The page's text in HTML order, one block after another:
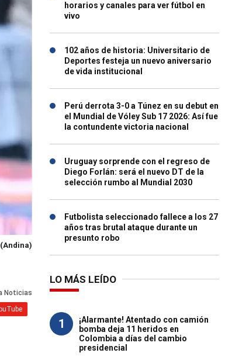
(Andina)
horarios y canales para ver fútbol en
vivo
102 años de historia: Universitario de
Deportes festeja un nuevo aniversario
de vida institucional
Perú derrota 3-0 a Túnez en su debut en
el Mundial de Vóley Sub 17 2026: Así fue
la contundente victoria nacional
Uruguay sorprende con el regreso de
Diego Forlán: será el nuevo DT de la
selección rumbo al Mundial 2030
Futbolista seleccionado fallece a los 27
años tras brutal ataque durante un
presunto robo
LO MÁS LEÍDO
1
¡Alarmante! Atentado con camión
bomba deja 11 heridos en
Colombia a días del cambio
presidencial